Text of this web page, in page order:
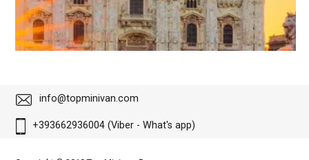
info@topminivan.com
+393662936004 (Viber - What's app)